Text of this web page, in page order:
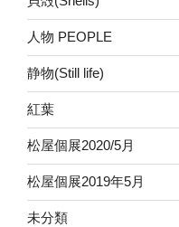
人物 PEOPLE
静物(Still life)
紅葉
松屋個展2020/5月
松屋個展2019年5月
未分類